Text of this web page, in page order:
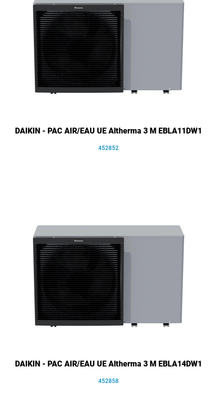
DAIKIN - PAC AIR/EAU UE Altherma 3 M EBLA11DW1
452852
DAIKIN - PAC AIR/EAU UE Altherma 3 M EBLA14DW1
452858